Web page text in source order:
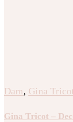
Dam, Gina
Gina Tricot –